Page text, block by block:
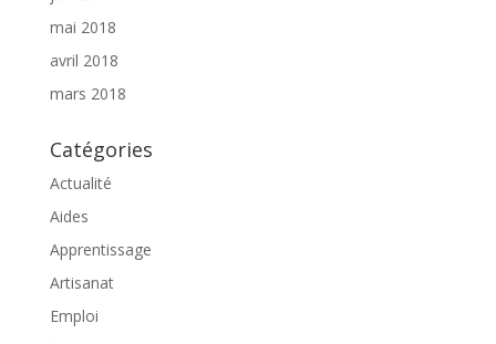
mai 2018
avril 2018
mars 2018
Catégories
Actualité
Aides
Apprentissage
Artisanat
Emploi